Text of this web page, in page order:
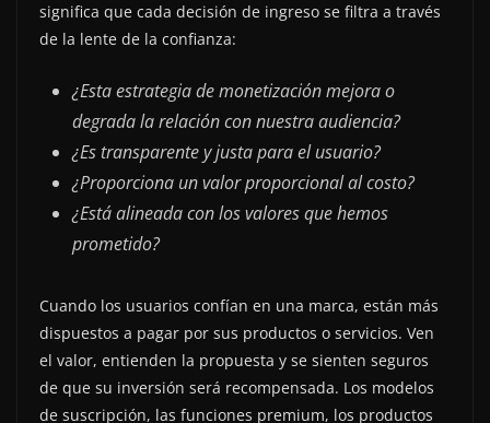
significa que cada decisión de ingreso se filtra a través
de la lente de la confianza:
¿Esta estrategia de monetización mejora o
degrada la relación con nuestra audiencia?
¿Es transparente y justa para el usuario?
¿Proporciona un valor proporcional al costo?
¿Está alineada con los valores que hemos
prometido?
Cuando los usuarios confían en una marca, están más
dispuestos a pagar por sus productos o servicios. Ven
el valor, entienden la propuesta y se sienten seguros
de que su inversión será recompensada. Los modelos
de suscripción, las funciones premium, los productos